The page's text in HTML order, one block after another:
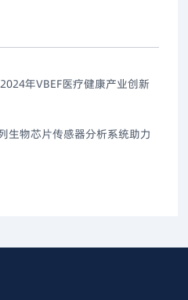
年VBEF医疗健康产业创新
生物芯片传感器分析系统助力